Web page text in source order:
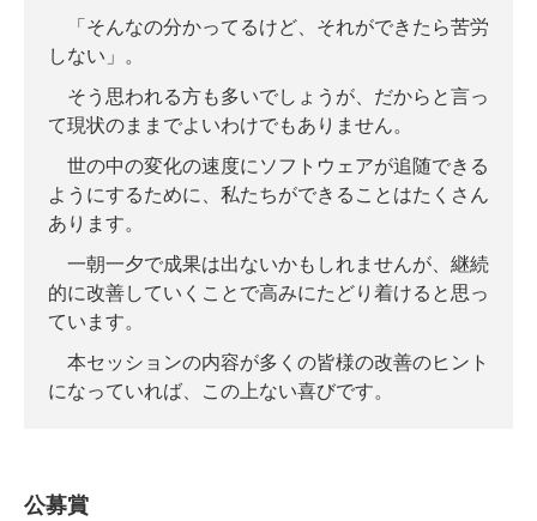
「そんなの分かってるけど、それができたら苦労
しない」。
そう思われる方も多いでしょうが、だからと言っ
て現状のままでよいわけでもありません。
世の中の変化の速度にソフトウェアが追随できる
ようにするために、私たちができることはたくさん
あります。
一朝一夕で成果は出ないかもしれませんが、継続
的に改善していくことで高みにたどり着けると思っ
ています。
本セッションの内容が多くの皆様の改善のヒント
になっていれば、この上ない喜びです。
公募賞